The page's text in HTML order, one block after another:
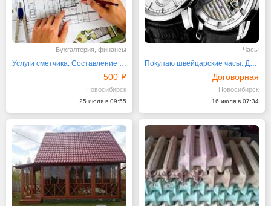
Бухгалтерия, финансы
Услуги сметчика. Составление смет. Смета, КС 2, КС 3
500
Новосибирск
25 июля в 09:55
Часы
Покупаю швейцарские часы. Дорого. Новосибирск
Договорная
Новосибирск
16 июля в 07:34